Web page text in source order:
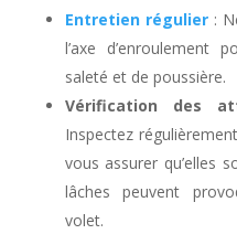
Entretien régulier :
l’axe d’enroulement
saleté et de poussière.
Vérification des
Inspectez
vous assurer qu’elles
lâches peuvent
volet.